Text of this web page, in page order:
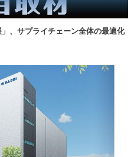
、サプライチェーン全体の最適化